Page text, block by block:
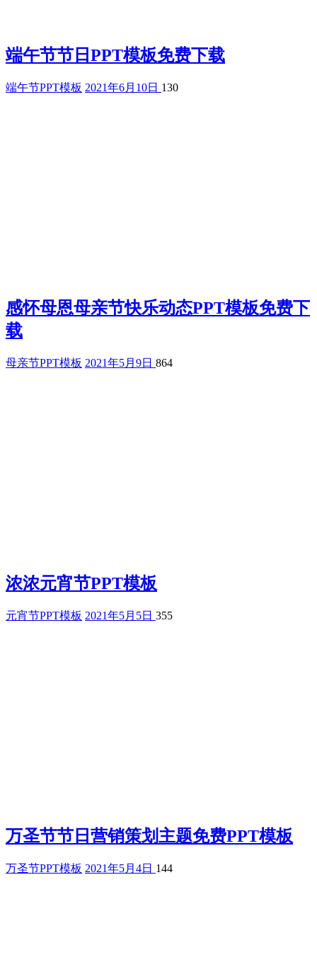
端午节节日PPT模板免费下载
端午节PPT模板 2021年6月10日 130
感怀母恩母亲节快乐动态PPT模板免费下
载
母亲节PPT模板 2021年5月9日 864
浓浓元宵节PPT模板
元宵节PPT模板 2021年5月5日 355
万圣节节日营销策划主题免费PPT模板
万圣节PPT模板 2021年5月4日 144